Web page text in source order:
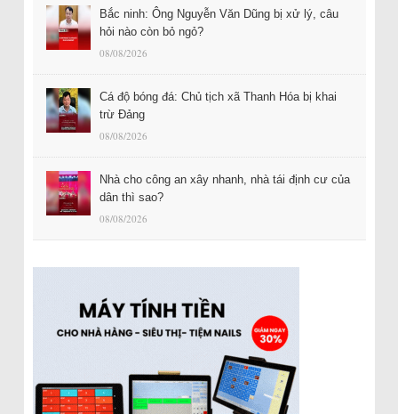
Bắc ninh: Ông Nguyễn Văn Dũng bị xử lý, câu
hỏi nào còn bỏ ngỏ?
08/08/2026
Cá độ bóng đá: Chủ tịch xã Thanh Hóa bị khai
trừ Đảng
08/08/2026
Nhà cho công an xây nhanh, nhà tái định cư của
dân thì sao?
08/08/2026